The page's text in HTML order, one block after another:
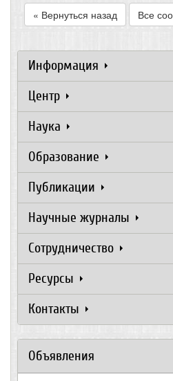
« Вернуться назад Все
Информация
Центр
Наука
Образование
Публикации
Научные журналы
Сотрудничество
Ресурсы
Контакты
Объявления